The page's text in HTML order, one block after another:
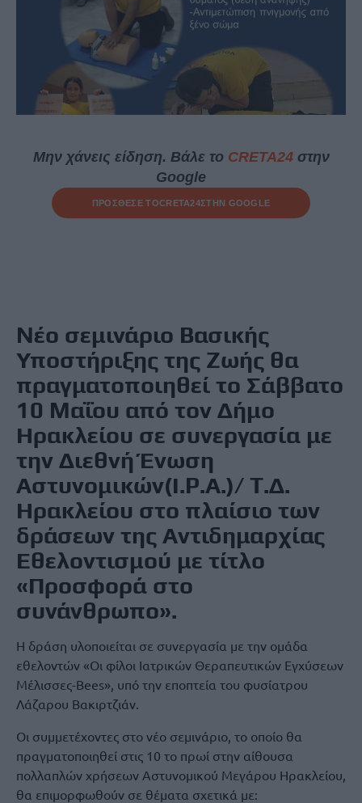
Μην χάνεις είδηση. Βάλε το CRETA24στην
Google
ΠΡΟΣΘΕΣΕ ΤΟCRETA24ΣΤΗΝ GOOGLE
Νέο σεμινάριο Βασικής
Υποστήριξης της Ζωής θα
πραγματοποιηθεί το Σάββατο
10 Μαΐου από τον Δήμο
Ηρακλείου σε συνεργασία με
την Διεθνή Ένωση
Αστυνομικών(Ι.Ρ.Α.)/ Τ.Δ.
Ηρακλείου στο πλαίσιο των
δράσεων της Αντιδημαρχίας
Εθελοντισμού με τίτλο
«Προσφορά στο
συνάνθρωπο».
Η δράση υλοποιείται σε συνεργασία με την ομάδα
εθελοντών «Οι φίλοι Ιατρικών Θεραπευτικών Εγχύσεων
Μέλισσες-Bees», υπό την εποπτεία του φυσίατρου
Λάζαρου Βακιρτζιάν.
Οι συμμετέχοντες στο νέο σεμινάριο, το οποίο θα
πραγματοποιηθεί στις 10 το πρωί στην αίθουσα
πολλαπλών χρήσεων Αστυνομικού Μεγάρου Ηρακλείου,
θα επιμορφωθούν σε θέματα σχετικά με: